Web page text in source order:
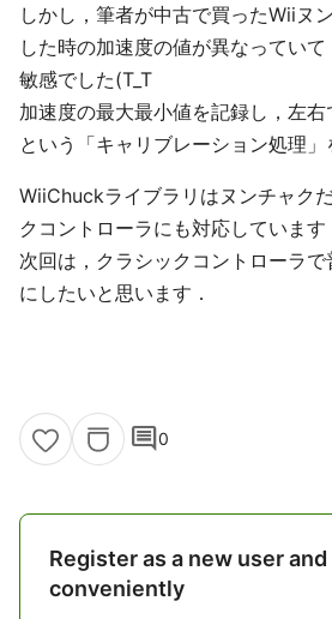
しかし，筆者が中古で買ったWiiヌ
した時の加速度の値が異なってい
敏感でした(T_T
加速度の最大最小値を記録し，左
という「キャリブレーション処理」
WiiChuckライブラリはヌンチャク
クコントローラにも対応しています
次回は，クラシックコントローラで
にしたいと思います．
comment0
Register as a new user
conveniently